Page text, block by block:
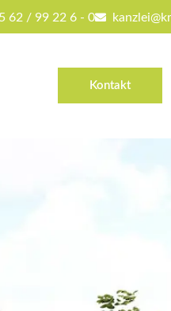
62 / 99 22 6 - 0
Kontakt